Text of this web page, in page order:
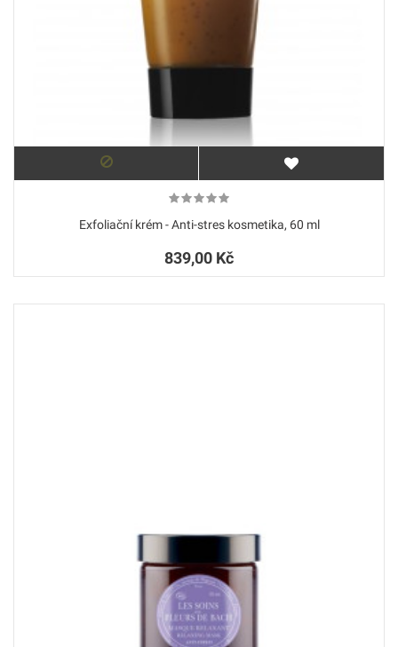
Exfoliační krém - Anti-stres kosmetika, 60 ml
839,00 Kč